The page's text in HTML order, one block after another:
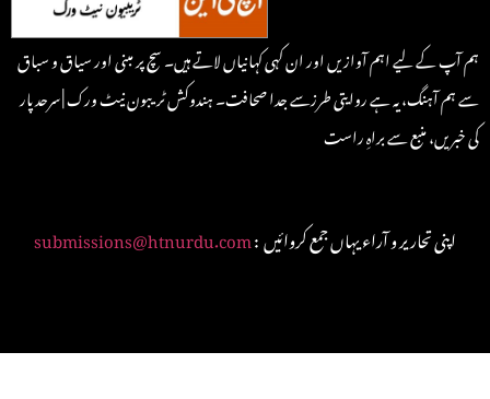
ہم آپ کے لیے اہم آوازیں اور ان کہی کہانیاں لاتے ہیں۔ سچ پر مبنی اور سیاق و سباق
سے ہم آہنگ، یہ ہے روایتی طرزسے جدا صحافت۔ ہندوکش ٹریبون نیٹ ورک | سرحد پار
کی خبریں، منبع سے براہِ راست
submissions@htnurdu.com : اپنی تحاریر و آراء یہاں جمع کروائیں